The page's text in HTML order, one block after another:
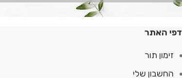
דפי האתר
זימון תור
החשבון שלי